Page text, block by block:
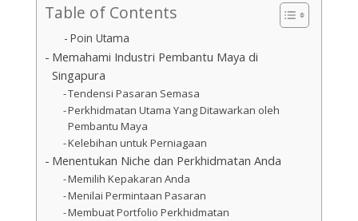
Table of Contents
Poin Utama
Memahami Industri Pembantu Maya di
Singapura
Tendensi Pasaran Semasa
Perkhidmatan Utama Yang Ditawarkan oleh
Pembantu Maya
Kelebihan untuk Perniagaan
Menentukan Niche dan Perkhidmatan Anda
Memilih Kepakaran Anda
Menilai Permintaan Pasaran
Membuat Portfolio Perkhidmatan